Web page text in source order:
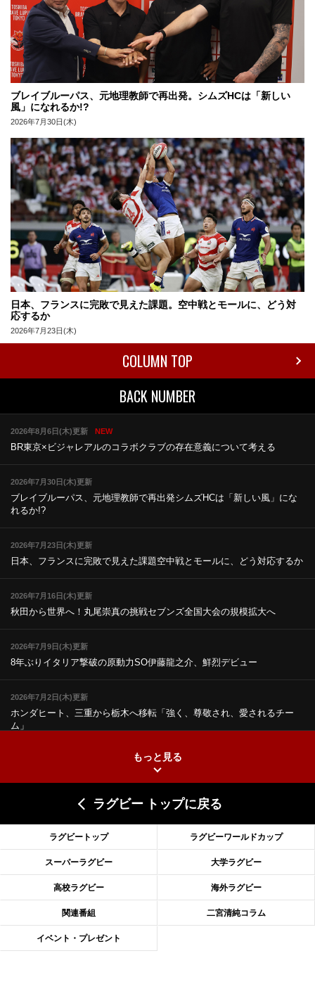
ブレイブルーパス、元地理教師で再出発。シムズHCは「新しい
風」になれるか!?
2026年7月30日(木)
日本、フランスに完敗で見えた課題。空中戦とモールに、どう対
応するか
2026年7月23日(木)
COLUMN TOP
BACK NUMBER
2026年8月6日(木)更新 NEW
BR東京×ビジャレアルのコラボクラブの存在意義について考える
2026年7月30日(木)更新
ブレイブルーパス、元地理教師で再出発シムズHCは「新しい風」にな
れるか!?
2026年7月23日(木)更新
日本、フランスに完敗で見えた課題空中戦とモールに、どう対応するか
2026年7月16日(木)更新
秋田から世界へ！丸尾崇真の挑戦セブンズ全国大会の規模拡大へ
2026年7月9日(木)更新
8年ぶりイタリア撃破の原動力SO伊藤龍之介、鮮烈デビュー
2026年7月2日(木)更新
ホンダヒート、三重から栃木へ移転「強く、尊敬され、愛されるチー
ム」
2026年6月18日(木)更新
滑川剛人レフリー、早過ぎる引退「27年W杯の主審、遠のいた夢」
2026年6月11日(木)更新
神戸、リーグワン初優勝の道のりデイブ・レニーHCの功績と財産
2026年6月4日(木)更新
“泣き虫先生”こと山口良治氏死去「信は力なり」骨太の教育方針
もっと見る
ラグビー トップに戻る
ラグビートップ ラグビーワールドカップ
スーパーラグビー 大学ラグビー
高校ラグビー 海外ラグビー
関連番組 二宮清純コラム
イベント・プレゼント